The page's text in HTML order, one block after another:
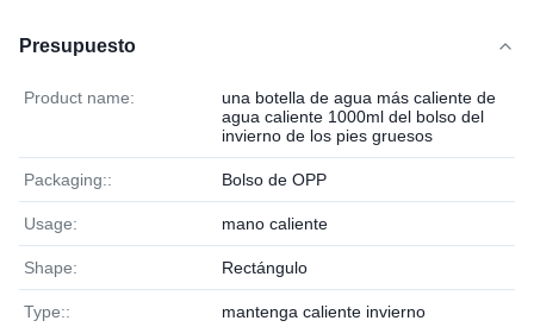
Presupuesto
Product name:
una botella de agua más caliente de
agua caliente 1000ml del bolso del
invierno de los pies gruesos
Packaging:: Bolso de OPP
Usage: mano caliente
Shape: Rectángulo
Type:: mantenga caliente invierno